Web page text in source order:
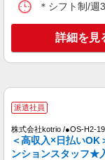
株式会社kotrio /●OS-
堺
＊シフト制/
詳細を見
派遣社員
株式会社kotrio /●OS-H2-
＜高収入×日払いOK
ンションスタッフ★